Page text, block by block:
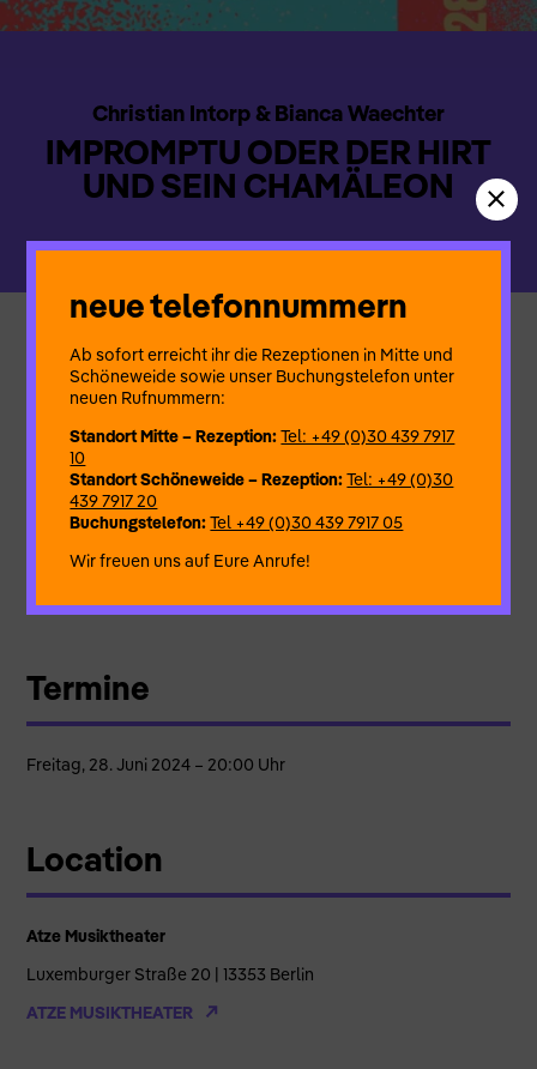
Christian Intorp & Bianca Waechter
IMPROMPTU ODER DER HIRT
UND SEIN CHAMÄLEON
Der Kampf mit unserem inneren Kritiker. Kennen wir den nicht
alle? Bin ich gut genug? Will das, was ich tue, irgendwer
sehen? Werden mich die Kritiker*innen gar zerreißen?
zerstört? Oder durch die Bürokratie, Organisation,
Intellektualität? In diesem Stück kämpft ein Autor mit seiner
Kritikerin. Wir untersuchen, was es überhaupt bedeutet
Theater zu spielen.
Termine
Freitag, 28. Juni 2024 – 20:00 Uhr
Location
Atze Musiktheater
Luxemburger Straße 20 | 13353 Berlin
ATZE MUSIKTHEATER
neue telefonnummern
Ab sofort erreicht ihr die Rezeptionen in Mitte und
Schöneweide sowie unser Buchungstelefon unter
neuen Rufnummern:
Standort Mitte – Rezeption:Tel: +49 (0)30 439 7917
10
Standort Schöneweide – Rezeption:Tel: +49 (0)30
439 7917 20
Buchungstelefon:Tel +49 (0)30 439 7917 05
Wir freuen uns auf Eure Anrufe!